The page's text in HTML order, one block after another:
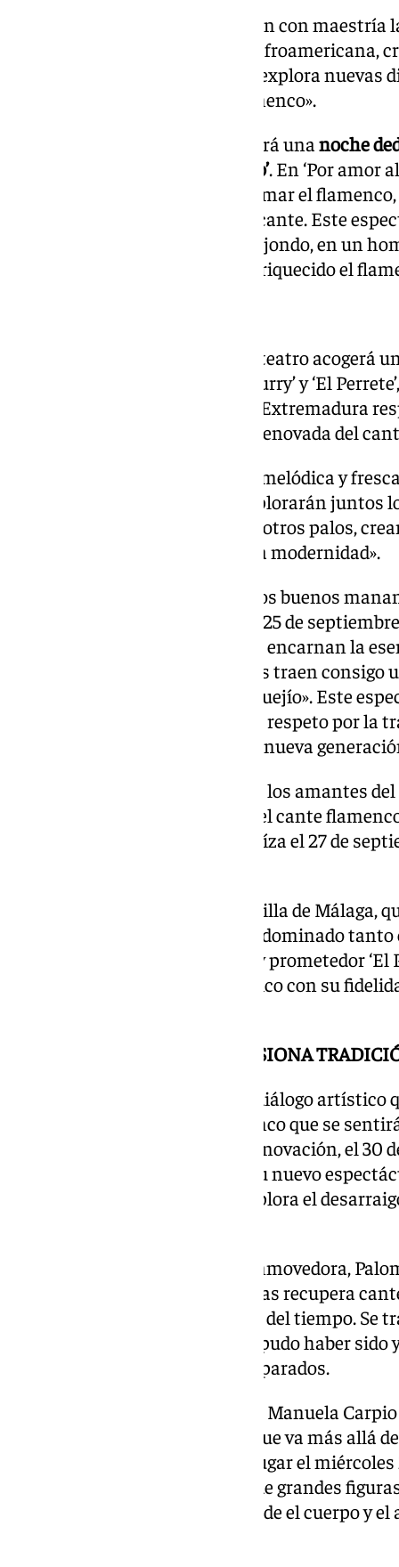
En esta propuesta, «se combinan con
del rock y el alma de la música afroamericana,
vibrante y contemporáneo que explora
el respeto por las raíces del flamenco».
El domingo 22 de septiembre será unanoche
Fernández y Antonio ‘El relojero’. En ‘Por amor
maneras similares de sentir y amar el
temporal a la época dorada del cante. Este
celebra la devoción por el cante jondo, en un
maestros que han definido y enriquecido el
Una jornada después, el citado teatro acogerá
el espectáculo que reúne a ‘El Turry’ y ‘El
flamenco que, desde Granada y Extremadura
estilos para ofrecer una visión renovada del
El primero de ellos, con su voz «melódica y
«intensidad y autenticidad», explorarán juntos
tradicional a través de tangos y otros palos,
un diálogo entre la tradición y la modernidad».
También el público beberá ‘De los buenos
exclusivo, el que tendrá lugar el 25 de
Tomasa, dos jóvenes voces «que encarnan la
contemporáneo. Ambos artistas traen consigo
expresa en cada nota, en cada quejío». Este
historia del flamenco fusiona el respeto por la
innovación que caracteriza a la nueva
«Un recital imprescindible para los amantes
con las raíces más profundas del cante
flamenco se reinventa y se enraíza el 27 de
Por un lado, el veterano Cancanilla de Málaga,
leyendas como Lola Flores y ha dominado
de su carrera. Por otro, el joven y prometedor
años, ya ha sorprendido al público con su
DÍALOGO ARTÍSTICO QUE FUSIONA
Juntos, traerán a La Bienal un diálogo
ofreciendo una noche de flamenco que se
pies. Siguiendo esta estela de innovación, el 30
presenta en estreno absoluto su nuevo
introspección flamenca que explora el
Con una narrativa poética y conmovedora,
nuestro lugar en la vida, mientras recupera
creaciones que desafían el paso del tiempo. Se
cuestionando lo que fue, lo que pudo haber
el cielo inmutable de los desamparados.
Avanzando en la programación, Manuela
cada giro en una entrega total que va más allá
‘En cuerpo y alma’, que tendrá lugar el
del barrio de La Plazuela, cuna de grandes
una interpretación visceral donde el cuerpo y